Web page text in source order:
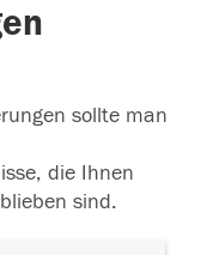
sollte man
die Ihnen
sind.